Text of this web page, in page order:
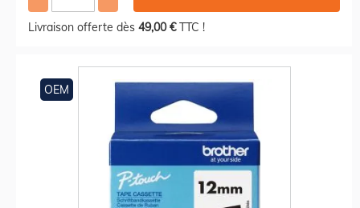
Livraison offerte dès 49,00 €TTC !
OEM